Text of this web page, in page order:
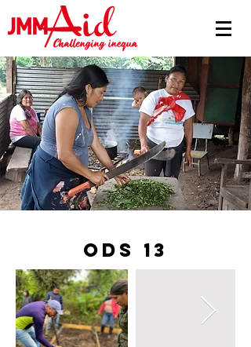
ODS 13